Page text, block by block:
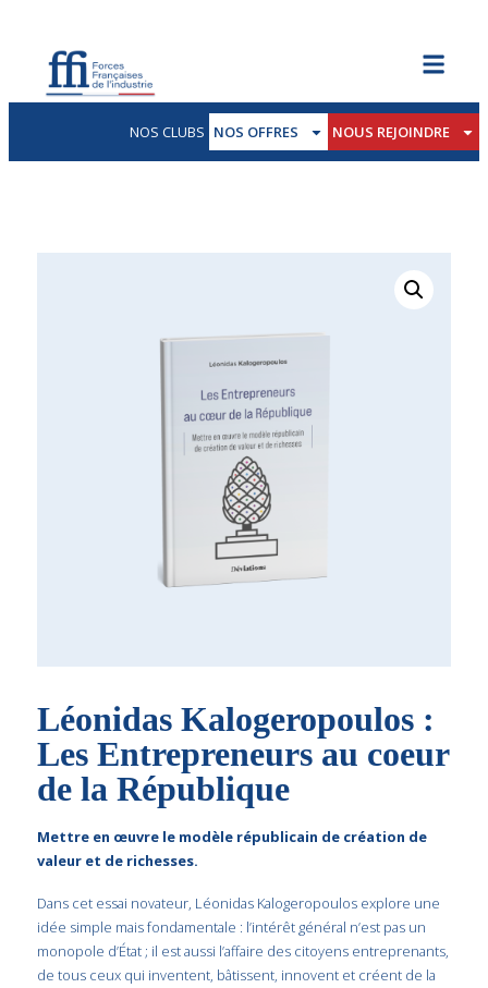
NOS CLUBS NOS OFFRES NOUS REJOINDRE
Léonidas Kalogeropoulos :
Les Entrepreneurs au coeur
de la République
Mettre en œuvre le modèle républicain de création de
valeur et de richesses.
Dans cet essai novateur, Léonidas Kalogeropoulos explore une
idée simple mais fondamentale : l’intérêt général n’est pas un
monopole d’État ; il est aussi l’affaire des citoyens entreprenants,
de tous ceux qui inventent, bâtissent, innovent et créent de la